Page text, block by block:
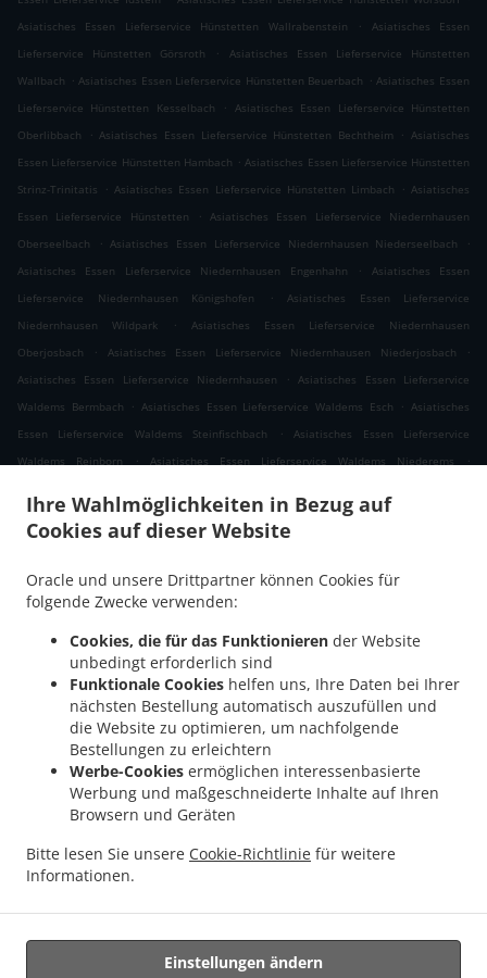
Ihre Wahlmöglichkeiten in Bezug auf
Cookies auf dieser Website
Oracle und unsere Drittpartner können Cookies für
folgende Zwecke verwenden:
Cookies, die für das Funktionieren der Website
unbedingt erforderlich sind
Funktionale Cookies helfen uns, Ihre Daten bei Ihrer
nächsten Bestellung automatisch auszufüllen und
die Website zu optimieren, um nachfolgende
Bestellungen zu erleichtern
Werbe-Cookies ermöglichen interessenbasierte
Werbung und maßgeschneiderte Inhalte auf Ihren
Browsern und Geräten
Bitte lesen Sie unsere Cookie-Richtlinie für weitere
Informationen.
Einstellungen ändern
Asiatisches Essen Lieferservice Hünstetten Wallrabenstein
.
Asiatisches Essen
Lieferservice Hünstetten Görsroth
.
Asiatisches Essen Lieferservice Hünstetten
Wallbach . Asiatisches Essen Lieferservice Hünstetten Beuerbach . Asiatisches Essen
Lieferservice Hünstetten Kesselbach
. Asiatisches Essen Lieferservice Hünstetten
Oberlibbach
. Asiatisches Essen Lieferservice Hünstetten Bechtheim . Asiatisches
Essen Lieferservice Hünstetten Hambach . Asiatisches Essen Lieferservice Hünstetten
Strinz-Trinitatis
. Asiatisches Essen Lieferservice Hünstetten Limbach . Asiatisches
Essen Lieferservice Hünstetten
. Asiatisches Essen Lieferservice Niedernhausen
Oberseelbach
. Asiatisches Essen Lieferservice Niedernhausen Niederseelbach
.
Asiatisches Essen Lieferservice Niedernhausen Engenhahn
.
Asiatisches Essen
Lieferservice Niedernhausen Königshofen
.
Asiatisches Essen Lieferservice
Niedernhausen Wildpark
.
Asiatisches Essen Lieferservice Niedernhausen
Oberjosbach
. Asiatisches Essen Lieferservice Niedernhausen Niederjosbach
.
Asiatisches Essen Lieferservice Niedernhausen
.
Asiatisches Essen Lieferservice
Waldems Bermbach
. Asiatisches Essen Lieferservice Waldems Esch . Asiatisches
Essen Lieferservice Waldems Steinfischbach
.
Asiatisches Essen Lieferservice
Waldems Reinborn
. Asiatisches Essen Lieferservice Waldems Niederems
.
Taunusstein Eschenhahn
. Asiatisches Essen Lieferservice Taunusstein Neuhof
Asiatisches Essen Lieferservice Taunusstein Maisel
Asiatisches Essen Lieferservice Taunusstein Hambach
Niederlibbach
. Asiatisches Essen Lieferservice Taunusstein . Asiatisches Essen
Lieferservice Bad Camberg Würges
Asiatisches Essen Lieferservice Bad Camberg
Wallrabenstein . Asiatisches Essen Lieferservice Bad Camberg Walsdorf
Asiatisches
Essen Lieferservice Bad Camberg
. Asiatisches Essen Lieferservice Eselsweide
Asiatisches Essen Lieferservice Hünfelden Ohren
Hünfelden Bechtheim
Asiatisches Essen Lieferservice Hünfelden
Asiatisches Essen
Lieferservice Eppstein Ehlhalten
.
Asiatisches Essen Lieferservice Eppstein
Lieferservice Glashütten
Unterstützt von: